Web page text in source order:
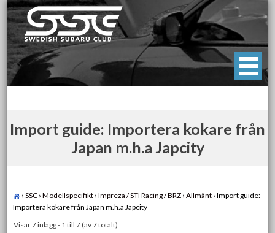
Skip
to
content
Swedish Subaru Club
För oss som älskar Subaru!
Import guide: Importera kokare från
Japan m.h.a Japcity
› SSC › Modellspecifikt › Impreza / STI Racing / BRZ › Allmänt › Import guide:
Importera kokare från Japan m.h.a Japcity
Visar 7 inlägg - 1 till 7 (av 7 totalt)